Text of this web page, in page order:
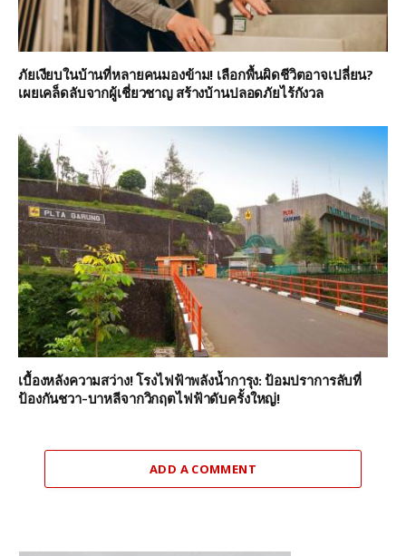
ภัยเงียบในบ้านที่หลายคนมองข้าม! เลือกพื้นผิดชีวิตอาจเปลี่ยน?
เผยเคล็ดลับจากผู้เชี่ยวชาญ สร้างบ้านปลอดภัยไร้กังวล
เบื้องหลังความสว่าง! โรงไฟฟ้าพลังน้ำการุง: ป้อมปราการลับที่
ป้องกันชวา-บาหลีจากวิกฤตไฟฟ้าดับครั้งใหญ่!
ADD A COMMENT